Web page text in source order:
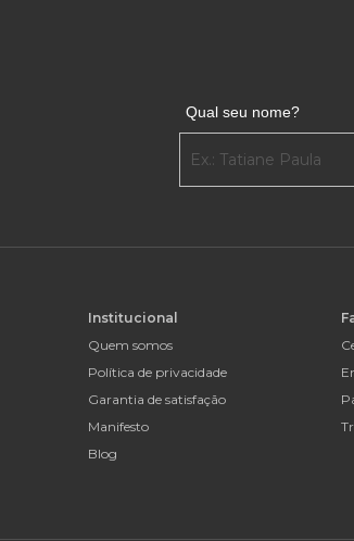
Qual seu nome?
Institucional
Quem somos
Política de privacidade
Garantia de satisfação
Manifesto
Blog